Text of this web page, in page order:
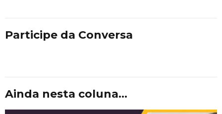
Participe da Conversa
Ainda nesta coluna...